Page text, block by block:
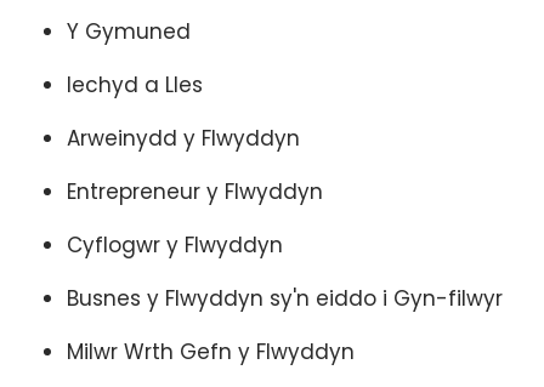
Y Gymuned
Iechyd a Lles
Arweinydd y Flwyddyn
Entrepreneur y Flwyddyn
Cyflogwr y Flwyddyn
Busnes y Flwyddyn sy'n eiddo i Gyn-filwyr
Milwr Wrth Gefn y Flwyddyn